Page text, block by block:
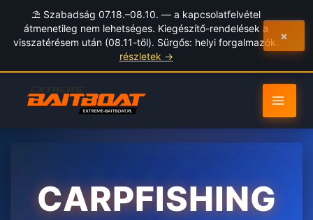
⛱️ Szabadság 07.18.–08.10. — a kapcsolatfelvétel
átmenetileg nem lehetséges. Kiegészítő-rendelések a
visszatérésem után (08.11-től). Sürgős: helyi forgalmazók.
részletek →
×
content
CARPFISHING